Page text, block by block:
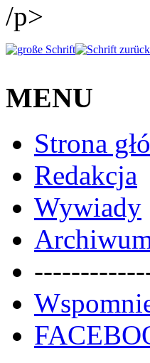
/p>
MENU
Strona
Redakcja
Wywiady